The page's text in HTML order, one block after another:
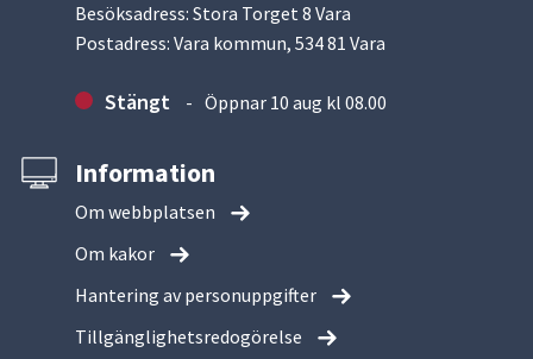
Besöksadress: Stora Torget 8 Vara
Postadress: Vara kommun, 534 81 Vara
Stängt Öppnar 10 aug kl 08.00
Information
Om webbplatsen
Om kakor
Hantering av personuppgifter
Tillgänglighetsredogörelse